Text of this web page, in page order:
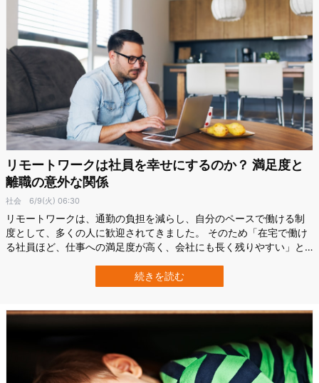
リモートワークは社員を幸せにするのか？ 満足度と
離職の意外な関係
社会 6/9(火) 06:30
リモートワークは、通勤の負担を減らし、自分のペースで働ける制
度として、多くの人に歓迎されてきました。 そのため「在宅で働け
る社員ほど、仕事への満足度が高く、会社にも長く残りやすい」と
State University）などの研究チームが約16万5000人の従業員デー
タを分析したところ、リモートワークと満足度の関係は、思ったほ
続きを読む